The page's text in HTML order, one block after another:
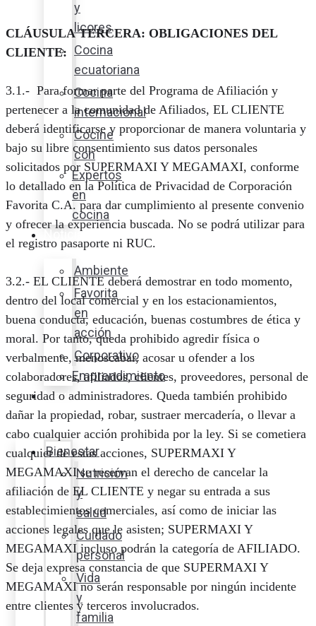
y
licores
Cocina
ecuatoriana
Cocina
internacional
Cocine
con
Expertos
en
cocina
Noticias
Ambiente
Favorita
en
acción
Corporativo
Emprendimiento
Maxi
Guía
Bienestar
Nutrición
y
salud
Cuidado
personal
Vida
y
familia
CLÁUSULA TERCERA: OBLIGACIONES DEL
CLIENTE:
3.1.- Para formar parte del Programa de Afiliación y
pertenecer a la comunidad de Afiliados, EL CLIENTE
deberá identificarse y proporcionar de manera voluntaria y
bajo su libre consentimiento sus datos personales
solicitados por SUPERMAXI Y MEGAMAXI, conforme
lo detallado en la Política de Privacidad de Corporación
Favorita C.A. para dar cumplimiento al presente convenio
y ofrecer la experiencia buscada. No se podrá utilizar para
el registro pasaporte ni RUC.
3.2.- EL CLIENTE deberá demostrar en todo momento,
dentro del local comercial y en los estacionamientos,
buena conducta, educación, buenas costumbres de ética y
moral. Por tanto, queda prohibido agredir física o
verbalmente, menoscabar, acosar u ofender a los
colaboradores, afiliados, clientes, proveedores, personal de
seguridad o administradores. Queda también prohibido
dañar la propiedad, robar, sustraer mercadería, o llevar a
cabo cualquier acción prohibida por la ley. Si se cometiera
cualquier de estas acciones, SUPERMAXI Y
MEGAMAXI se reservan el derecho de cancelar la
afiliación de EL CLIENTE y negar su entrada a sus
establecimientos comerciales, así como de iniciar las
acciones legales que le asisten; SUPERMAXI Y
MEGAMAXI incluso podrán la categoría de AFILIADO.
Se deja expresa constancia de que SUPERMAXI Y
MEGAMAXI no serán responsable por ningún incidente
entre clientes y terceros involucrados.